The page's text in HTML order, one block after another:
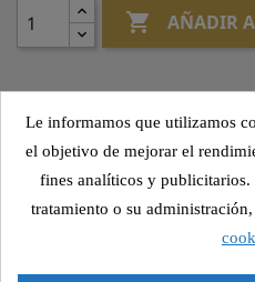
 AÑADIR
Otros cambios
Le informamos que utilizamos
el objetivo de mejorar el
fines analíticos y publicitarios.
tratamiento o su